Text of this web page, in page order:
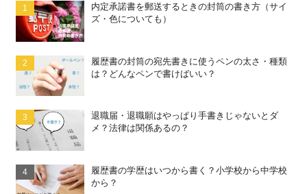
内定承諾書を郵送するときの封筒の書き方（サイ
ズ・色についても）
履歴書の封筒の宛先書きに使うペンの太さ・種類
は？どんなペンで書けばいい？
退職届・退職願はやっぱり手書きじゃないとダ
メ？法律は関係あるの？
履歴書の学歴はいつから書く？小学校から中学校
から？